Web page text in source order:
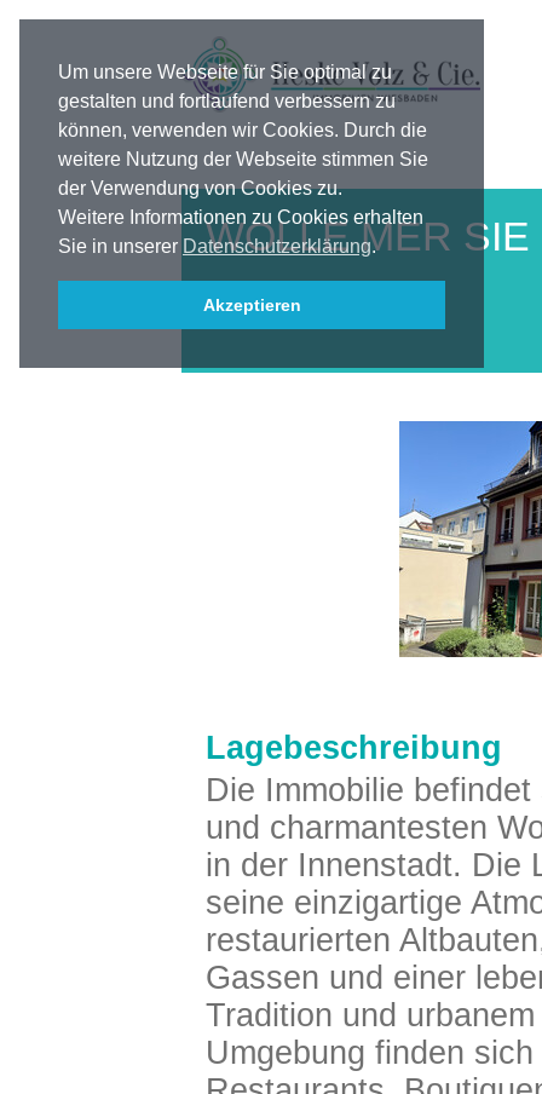
Um unsere Webseite für Sie optimal zu
gestalten und fortlaufend verbessern zu
können, verwenden wir Cookies. Durch die
weitere Nutzung der Webseite stimmen Sie
der Verwendung von Cookies zu.
Weitere Informationen zu Cookies erhalten
Sie in unserer Datenschutzerklärung.
Akzeptieren
WOLLE MER
....
Lagebeschreibung
Die Immobilie
und charmantesten
in der Innenstadt. Die
seine einzigartige
restaurierten
Gassen und einer
Tradition und
Umgebung finden